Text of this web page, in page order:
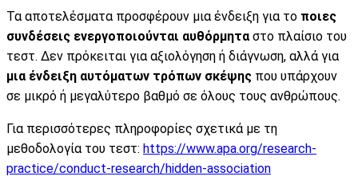
Τα αποτελέσματα προσφέρουν μια ένδειξη για το ποιες
συνδέσεις ενεργοποιούνται αυθόρμηταστο πλαίσιο του
τεστ. Δεν πρόκειται για αξιολόγηση ή διάγνωση, αλλά για
μια ένδειξη αυτόματων τρόπων σκέψης που υπάρχουν
σε μικρό ή μεγαλύτερο βαθμό σε όλους τους ανθρώπους.
Για περισσότερες πληροφορίες σχετικά με τη
μεθοδολογία του τεστ: https://www.apa.org/research-
practice/conduct-research/hidden-association